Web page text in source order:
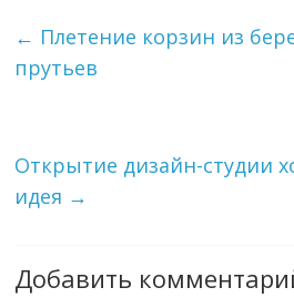
← Плетение корзин из
прутьев
Открытие дизайн-студии
идея →
Добавить